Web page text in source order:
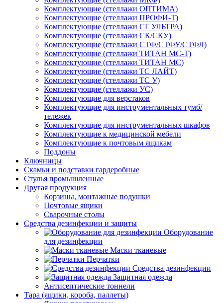
Комплектующие (стеллажи ОПТИМА)
Комплектующие (стеллажи ПРОФИ-Т)
Комплектующие (стеллажи СГ УЛЬТРА)
Комплектующие (стеллажи СК/СКУ)
Комплектующие (стеллажи СТФ/СТФУ/СТФЛ)
Комплектующие (стеллажи ТИТАН МС-Т)
Комплектующие (стеллажи ТИТАН МС)
Комплектующие (стеллажи ТС ЛАЙТ)
Комплектующие (стеллажи ТС У)
Комплектующие (стеллажи УС)
Комплектующие для верстаков
Комплектующие для инструментальных тумб/
тележек
Комплектующие для инструментальных шкафов
Комплектующие к медицинской мебели
Комплектующие к почтовым ящикам
Поддоны
Ключницы
Скамьи и подставки гардеробные
Стулья промышленные
Другая продукция
Корзины, монтажные подушки
Почтовые ящики
Сварочные столы
Средства дезинфекции и защиты
Оборудование
для дезинфекции
Маски тканевые
Перчатки
Средства дезинфекции
Защитная одежда
Антисептические тоннели
Тара (ящики, короба, паллеты)